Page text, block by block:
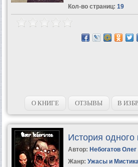
Кол-во страниц: 19
О КНИГЕ ОТЗЫВЫ В
История одного
Автор: Небогатов Олег
Жанр: Ужасы и